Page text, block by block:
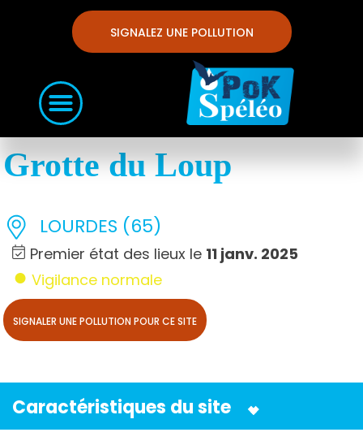
SIGNALEZ UNE POLLUTION
Grotte du Loup
LOURDES (65)
Premier état des lieux le 11 janv. 2025
Vigilance normale
SIGNALER UNE POLLUTION POUR CE SITE
Caractéristiques du site